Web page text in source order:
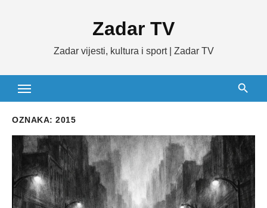
Zadar TV
Zadar vijesti, kultura i sport | Zadar TV
OZNAKA: 2015